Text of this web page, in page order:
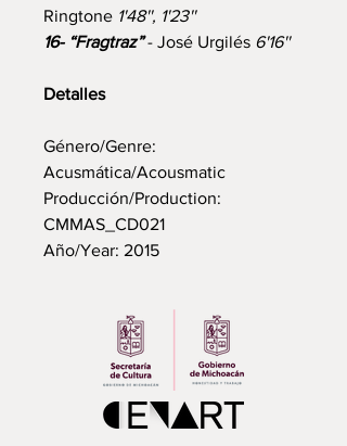
Ringtone 1'48'', 1'23''
16- “Fragtraz”- José Urgilés 6'16''
Detalles
Género/Genre:
Acusmática/Acousmatic
Producción/Production:
CMMAS_CD021
Año/Year: 2015